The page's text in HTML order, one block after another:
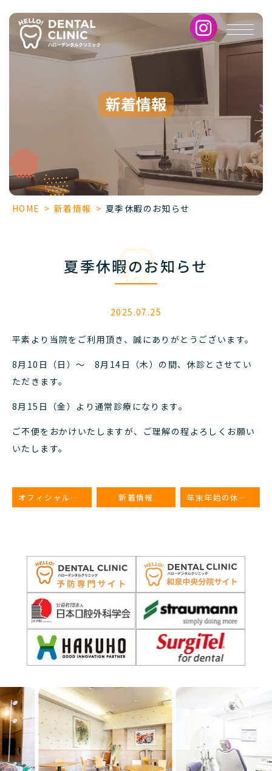
夏
季
休
せ
新着情報
HOME > 新着情報 > 夏季休暇のお知らせ
夏季休暇のお知らせ
2025.07.25
平素より当院をご利用頂き、誠にありがとうございます。
8月10日（日）～ 8月14日（木）の間、休診とさせてい
ただきます。
8月15日（金）より通常診療になります。
ご不便をおかけいたしますが、ご理解の程よろしくお願い
いたします。
オフィシャルサイトをリニューアルしました 新着情報 年末年始の休診日のお知らせ
Previous Next